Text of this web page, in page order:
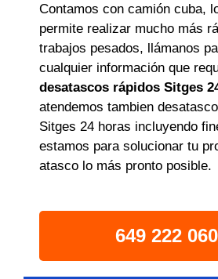
Contamos con camión cuba,
permite realizar mucho más
trabajos pesados, llámanos
cualquier información que
desatascos rápidos Sitges
atendemos tambien
Sitges 24 horas incluyendo
estamos para solucionar tu
atasco lo más pronto posible.
649 222 060